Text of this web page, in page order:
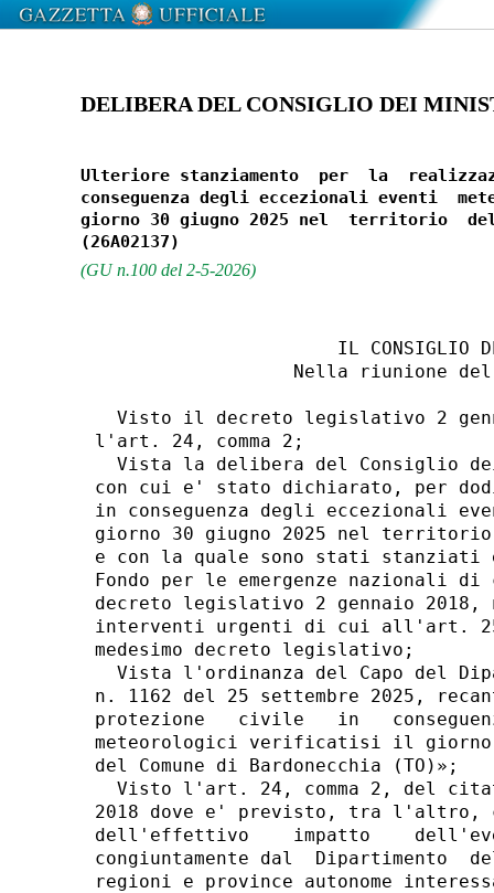
DELIBERA DEL CONSIGLIO DEI
Ulteriore stanziamento  per  la
conseguenza degli eccezionali eventi
giorno 30 giugno 2025 nel  territorio  del
(GU n.100 del 2-5-2026)
IL CONSIGLIO
Nella riunione
Visto il decreto legislativo 2
l'art. 24, comma 2;
Vista la delibera del Consiglio
con cui e' stato dichiarato, per
in conseguenza degli eccezionali
giorno 30 giugno 2025 nel territorio
e con la quale sono stati stanziati
Fondo per le emergenze
decreto legislativo 2 gennaio
interventi urgenti di cui all'art.
medesimo decreto legislativo;
Vista l'ordinanza del Capo del
n. 1162 del 25 settembre 2025,
protezione   civile   in
meteorologici verificatisi il
del Comune di Bardonecchia (TO)»;
Visto l'art. 24, comma 2, del
2018 dove e' previsto, tra l'altro,
dell'effettivo    impatto
congiuntamente dal
regioni e province autonome